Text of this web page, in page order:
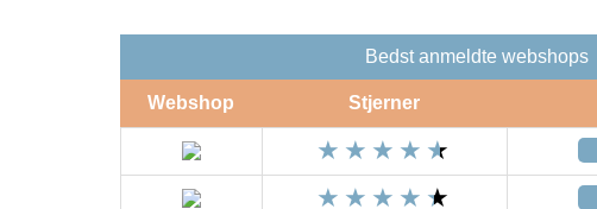
Bedst anmeldte webshops
Webshop Stjerner